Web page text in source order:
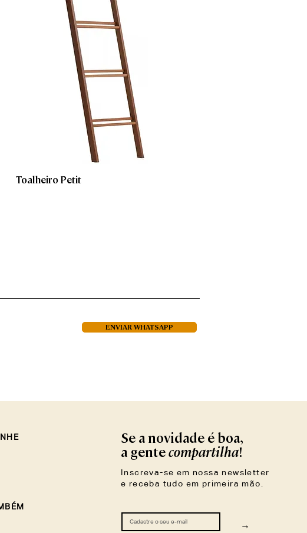
Toalheiro Petit
ENVIAR WHATSAPP
Se a novidade é boa,
a gentecompartilha!
Inscreva-se em nossa newsletter
e receba tudo em primeira mão.
→